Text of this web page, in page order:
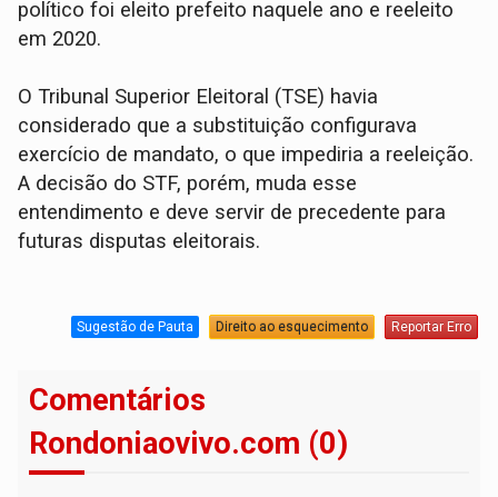
político foi eleito prefeito naquele ano e reeleito
em 2020.
O Tribunal Superior Eleitoral (TSE) havia
considerado que a substituição configurava
exercício de mandato, o que impediria a reeleição.
A decisão do STF, porém, muda esse
entendimento e deve servir de precedente para
futuras disputas eleitorais.
Sugestão de Pauta Direito ao esquecimento Reportar Erro
Comentários
Rondoniaovivo.com (0)